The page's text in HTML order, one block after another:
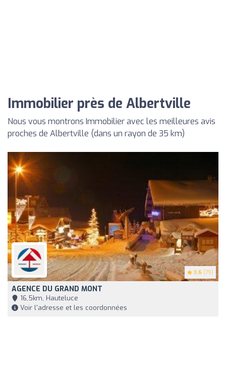
Immobilier près de Albertville
Nous vous montrons Immobilier avec les meilleures avis
proches de Albertville (dans un rayon de 35 km)
3.6 (79)
AGENCE DU GRAND MONT
16,5km, Hauteluce
Voir l'adresse et les coordonnées